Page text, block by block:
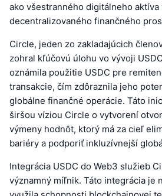
ako všestranného digitálneho aktíva
decentralizovaného finančného
Circle, jeden zo zakladajúcich
zohral kľúčovú úlohu vo vývoji
oznámila použitie USDC pre
transakcie, čím zdôraznila jeho
globálne finančné operácie. Táto
širšou víziou Circle o vytvorení
výmeny hodnôt, ktorý má za cieľ
bariéry a podporiť inkluzívnejší
Integrácia USDC do Web3 služieb
významný míľnik. Táto integrácia je